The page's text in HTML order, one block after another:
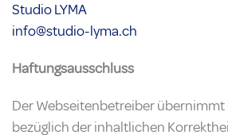
Studio LYMA
info@studio-lyma.ch
Haftungsausschluss
Der Webseitenbetreiber übernimmt
bezüglich der inhaltlichen